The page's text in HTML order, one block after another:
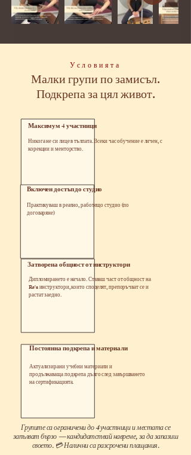
Условията
Малки групи по замисъл.
Подкрепа за цял живот.
Максимум 4 участници
Никога не си лице в тълпата. Всеки час обучение е личен, с
корекции и менторство.
Включен достъп до студио
Практикуваш в реално, работещо студио (по
договаряне)
Затворена общност от инструктори
Дипломирането е начало. Ставаш част от общност на
Re'a инструктори, които споделят, препоръчват се и
растат заедно.
Постоянна подкрепа и материали
Актуализирани учебни материали и
продължаваща подкрепа дълго след завършването
на сертификацията.
Групите са ограничени до 4 участници и местата се
запълват бързо — кандидатствай навреме, за да запазиш
своето. 💳 Налични са разсрочени плащания.